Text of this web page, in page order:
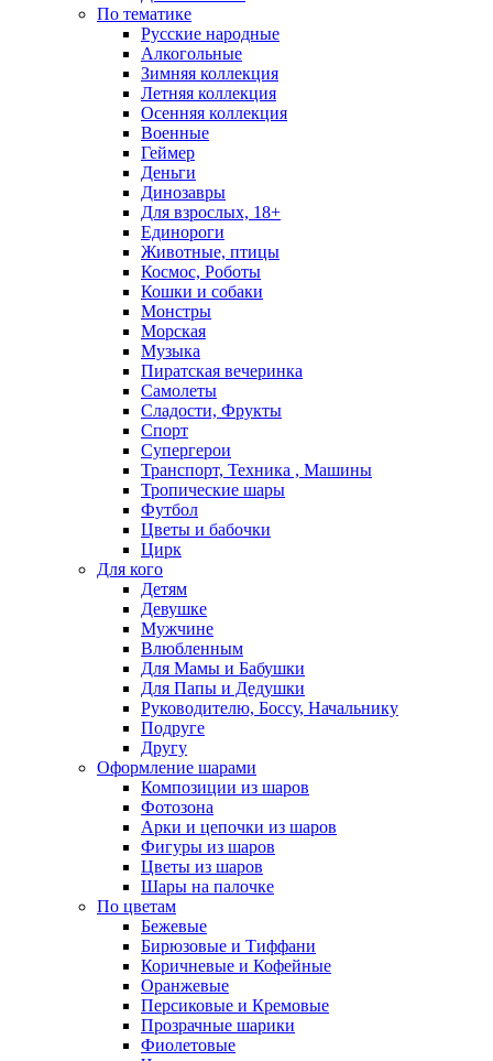
По тематике
Русские народные
Алкогольные
Зимняя коллекция
Летняя коллекция
Осенняя коллекция
Военные
Геймер
Деньги
Динозавры
Для взрослых, 18+
Единороги
Животные, птицы
Космос, Роботы
Кошки и собаки
Монстры
Морская
Музыка
Пиратская вечеринка
Самолеты
Сладости, Фрукты
Спорт
Супергерои
Транспорт, Техника , Машины
Тропические шары
Футбол
Цветы и бабочки
Цирк
Для кого
Детям
Девушке
Мужчине
Влюбленным
Для Мамы и Бабушки
Для Папы и Дедушки
Руководителю, Боссу, Начальнику
Подруге
Другу
Оформление шарами
Композиции из шаров
Фотозона
Арки и цепочки из шаров
Фигуры из шаров
Цветы из шаров
Шары на палочке
По цветам
Бежевые
Бирюзовые и Тиффани
Коричневые и Кофейные
Оранжевые
Персиковые и Кремовые
Прозрачные шарики
Фиолетовые